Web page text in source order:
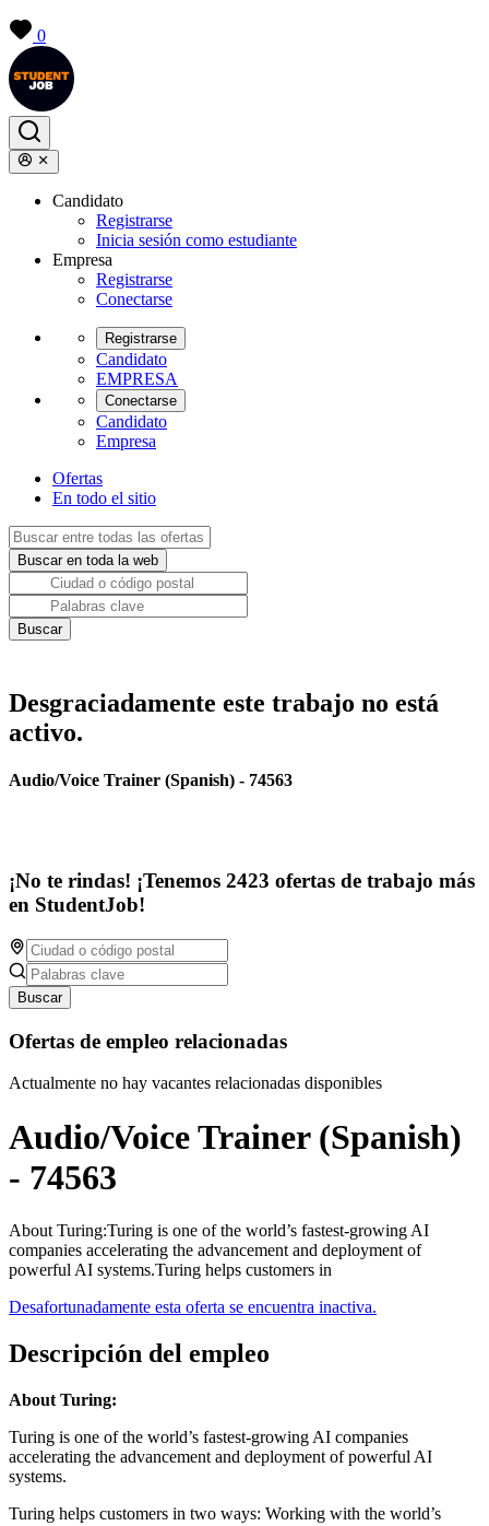
0
Candidato
Registrarse
Inicia sesión como estudiante
Empresa
Registrarse
Conectarse
Registrarse
Candidato
EMPRESA
Conectarse
Candidato
Empresa
Ofertas
En todo el sitio
Desgraciadamente este trabajo no está
activo.
Audio/Voice Trainer (Spanish) - 74563
¡No te rindas! ¡Tenemos 2423 ofertas de trabajo más
en StudentJob!
Buscar
Ofertas de empleo relacionadas
Actualmente no hay vacantes relacionadas disponibles
Audio/Voice Trainer (Spanish)
- 74563
About Turing:Turing is one of the world’s fastest-growing AI
companies accelerating the advancement and deployment of
powerful AI systems.Turing helps customers in
Desafortunadamente esta oferta se encuentra inactiva.
Descripción del empleo
About Turing:
Turing is one of the world’s fastest-growing AI companies
accelerating the advancement and deployment of powerful AI
systems.
Turing helps customers in two ways: Working with the world’s